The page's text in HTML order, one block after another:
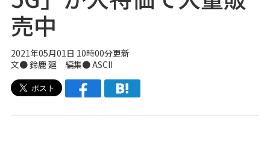
売中
2021年05月01日 10時00分更新
文● 鈴鹿 廻 編集● ASCII